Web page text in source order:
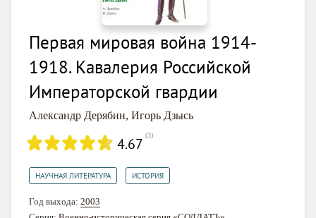
Первая мировая война 1914-
1918. Кавалерия Российской
Императорской гвардии
Александр Дерябин, Игорь Дзысь
4.67 (3)
НАУЧНАЯ ЛИТЕРАТУРА ИСТОРИЯ
Год выхода: 2003